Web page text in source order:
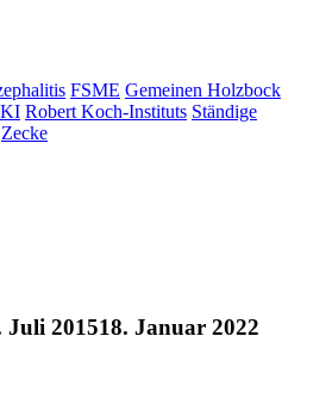
FSME Gemeinen Holzbock
Robert Koch-Instituts Ständige
Zecke
Juli 201518. Januar 2022